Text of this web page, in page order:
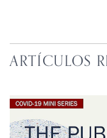
ARTÍCULOS